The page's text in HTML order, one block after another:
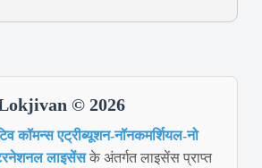
© 2026
कॉमन्स एट्रीब्यूशन-नॉनकमर्शियल-नो
लाइसेंसके अंतर्गत लाइसेंस प्राप्त